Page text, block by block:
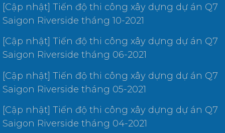
[Cập nhật] Tiến độ thi công xây dựng dự án Q7
Saigon Riverside tháng 10-2021
[Cập nhật] Tiến độ thi công xây dựng dự án Q7
Saigon Riverside tháng 06-2021
[Cập nhật] Tiến độ thi công xây dựng dự án Q7
Saigon Riverside tháng 05-2021
[Cập nhật] Tiến độ thi công xây dựng dự án Q7
Saigon Riverside tháng 04-2021